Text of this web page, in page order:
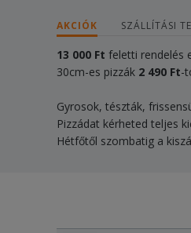
AKCIÓK SZÁLLÍTÁSI
13 000 Ft feletti rendelés
30cm-es pizzák 2 490 Ft-
Gyrosok, tészták,
Pizzádat kérheted teljes
Hétfőtől szombatig a